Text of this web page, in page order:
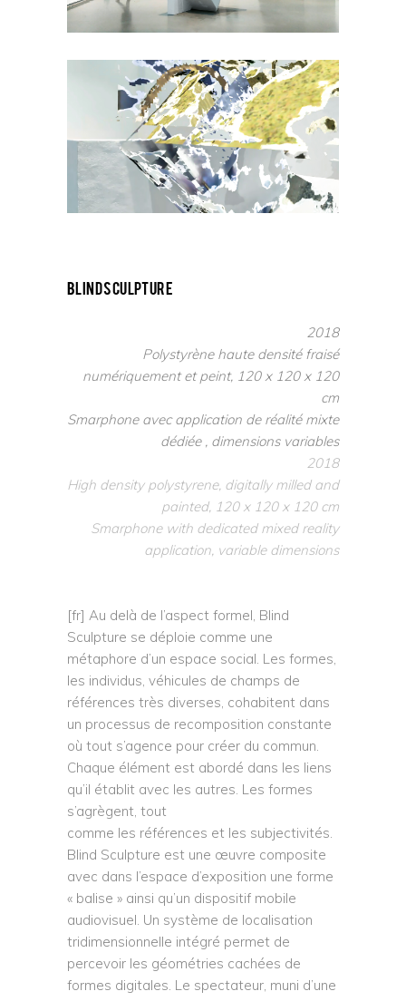
blind sculpture
2018
Polystyrène haute densité fraisé
numériquement et peint, 120 x 120 x 120
cm
Smarphone avec application de réalité mixte
dédiée , dimensions variables
2018
High density polystyrene, digitally milled and
painted, 120 x 120 x 120 cm
Smarphone with dedicated mixed reality
application, variable dimensions
[fr] Au delà de l’aspect formel, Blind
Sculpture se déploie comme une
métaphore d’un espace social. Les formes,
les individus, véhicules de champs de
références très diverses, cohabitent dans
un processus de recomposition constante
où tout s’agence pour créer du commun.
Chaque élément est abordé dans les liens
qu’il établit avec les autres. Les formes
s’agrègent, tout
comme les références et les subjectivités.
Blind Sculpture est une œuvre composite
avec dans l’espace d’exposition une forme
« balise » ainsi qu’un dispositif mobile
audiovisuel. Un système de localisation
tridimensionnelle intégré permet de
percevoir les géométries cachées de
formes digitales. Le spectateur, muni d’une